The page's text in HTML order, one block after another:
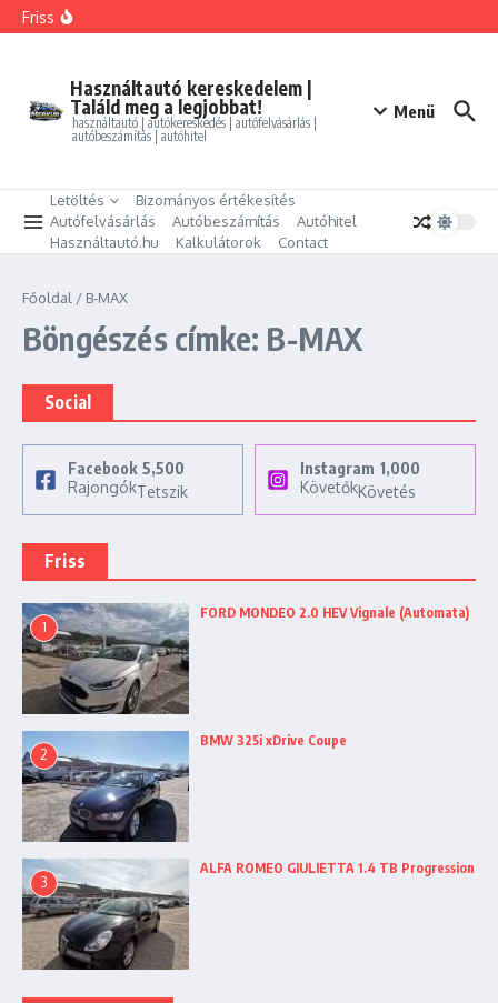
Ugrás a tartalomhoz
Friss
BMW 325i xDrive Coupe
PEUGEOT PARTNER Tepee 1.6 HDi Active
Használtautó kereskedelem |
Találd meg a legjobbat!
használtautó | autókereskedés | autófelvásárlás |
autóbeszámítás | autóhitel
Menü
Letöltés
Bizományos értékesítés
Autófelvásárlás
Autóbeszámítás
Autóhitel
Használtautó.hu
Kalkulátorok Contact
Főoldal / B-MAX
Böngészés címke: B-MAX
Social
Facebook 5,500
RajongókTetszik
Instagram 1,000
KövetőkKövetés
Friss
1
FORD MONDEO 2.0 HEV Vignale (Automata)
2
BMW 325i xDrive Coupe
3
ALFA ROMEO GIULIETTA 1.4 TB Progression